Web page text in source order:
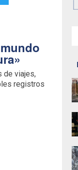
de viajes,
registros